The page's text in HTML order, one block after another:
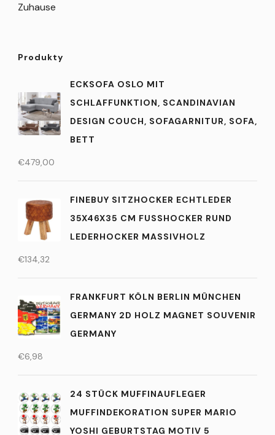
Zuhause
Produkty
ECKSOFA OSLO MIT
SCHLAFFUNKTION, SCANDINAVIAN
DESIGN COUCH, SOFAGARNITUR, SOFA,
BETT
€479,00
FINEBUY SITZHOCKER ECHTLEDER
35X46X35 CM FUSSHOCKER RUND L
EDERHOCKER MASSIVHOLZ
€134,32
FRANKFURT KÖLN BERLIN MÜNCHEN
GERMANY 2D HOLZ MAGNET SOUVENIR
GERMANY
€6,98
24 STÜCK MUFFINAUFLEGER
MUFFINDEKORATION SUPER MARIO
YOSHI GEBURTSTAG MOTIV 5